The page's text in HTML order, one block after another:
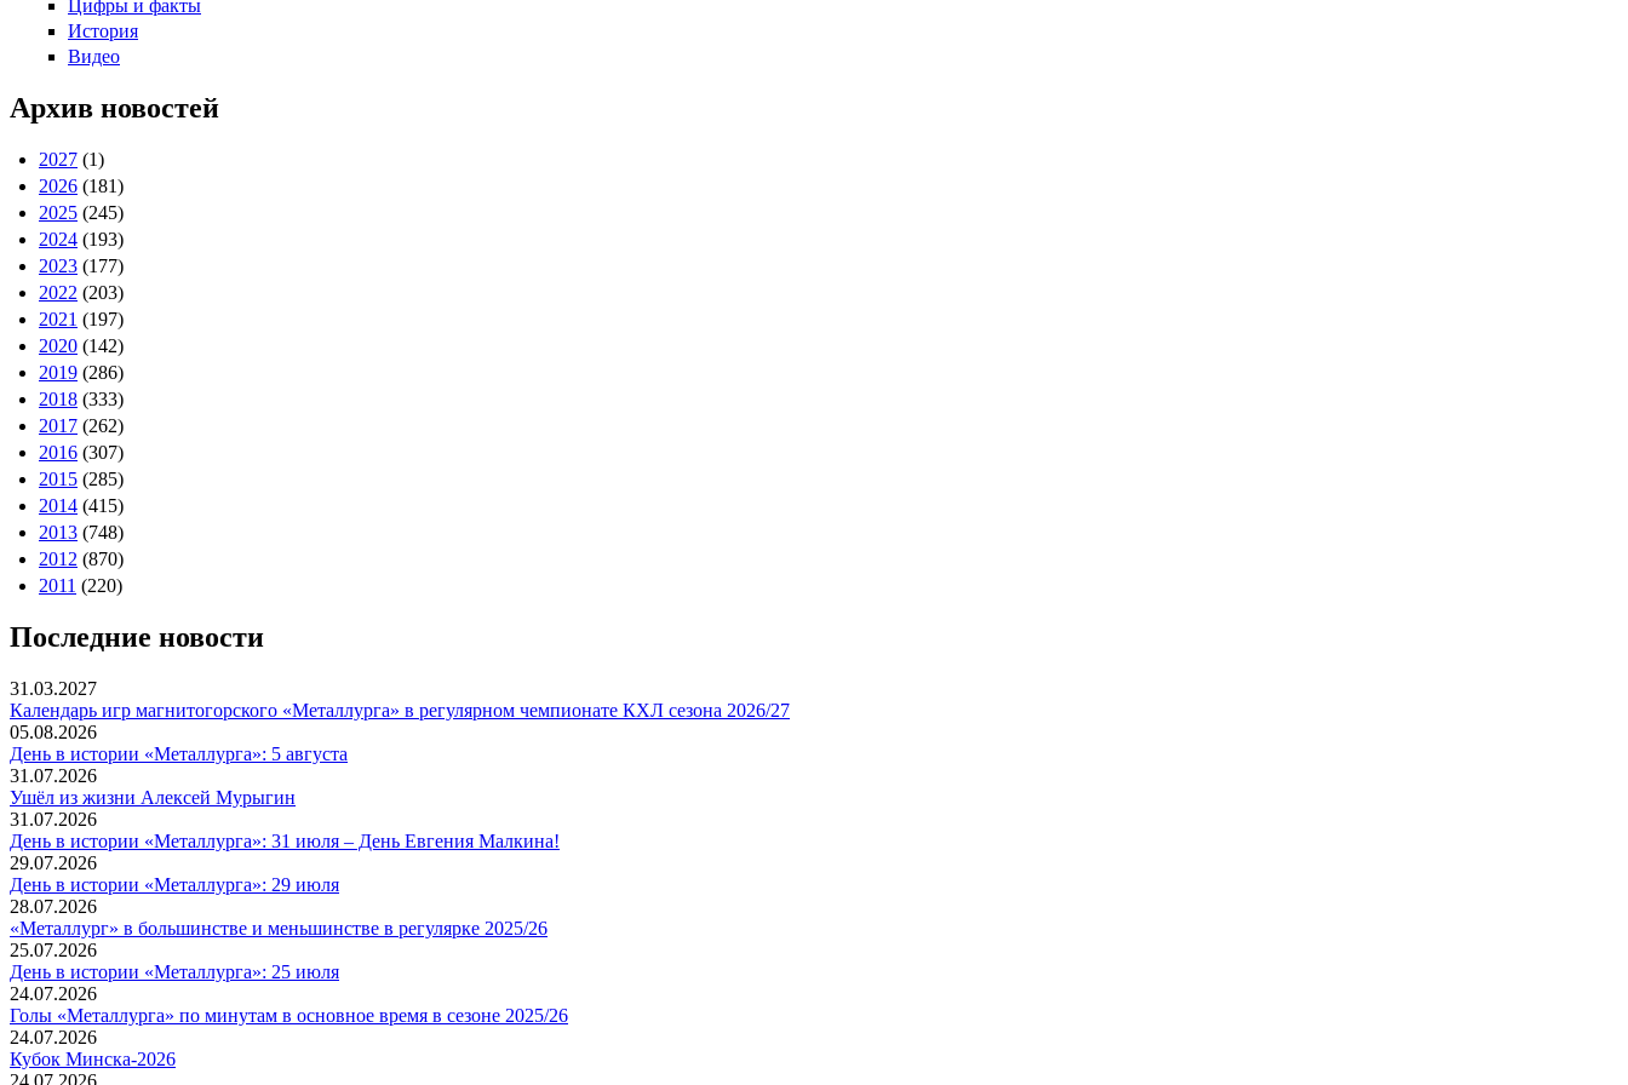
Цифры и факты
История
Видео
Архив новостей
2027 (1)
2026 (181)
2025 (245)
2024 (193)
2023 (177)
2022 (203)
2021 (197)
2020 (142)
2019 (286)
2018 (333)
2017 (262)
2016 (307)
2015 (285)
2014 (415)
2013 (748)
2012 (870)
2011 (220)
Последние новости
31.03.2027
Календарь игр магнитогорского «Металлурга» в регулярном чемпионате КХЛ сезона 2026/27
05.08.2026
День в истории «Металлурга»: 5 августа
31.07.2026
Ушёл из жизни Алексей Мурыгин
31.07.2026
День в истории «Металлурга»: 31 июля – День Евгения Малкина!
29.07.2026
День в истории «Металлурга»: 29 июля
28.07.2026
«Металлург» в большинстве и меньшинстве в регулярке 2025/26
25.07.2026
День в истории «Металлурга»: 25 июля
24.07.2026
Голы «Металлурга» по минутам в основное время в сезоне 2025/26
24.07.2026
Кубок Минска-2026
24.07.2026